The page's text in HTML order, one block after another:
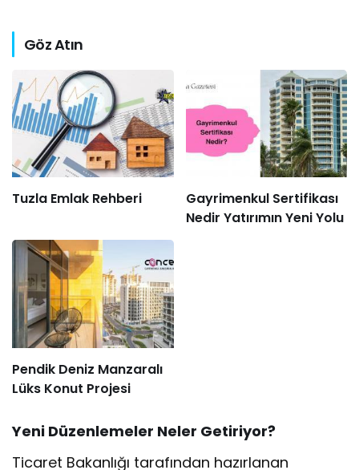
Göz Atın
Tuzla Emlak Rehberi
Gayrimenkul Sertifikası
Nedir Yatırımın Yeni Yolu
Pendik Deniz Manzaralı
Lüks Konut Projesi
Yeni Düzenlemeler Neler Getiriyor?
Ticaret Bakanlığı tarafından hazırlanan